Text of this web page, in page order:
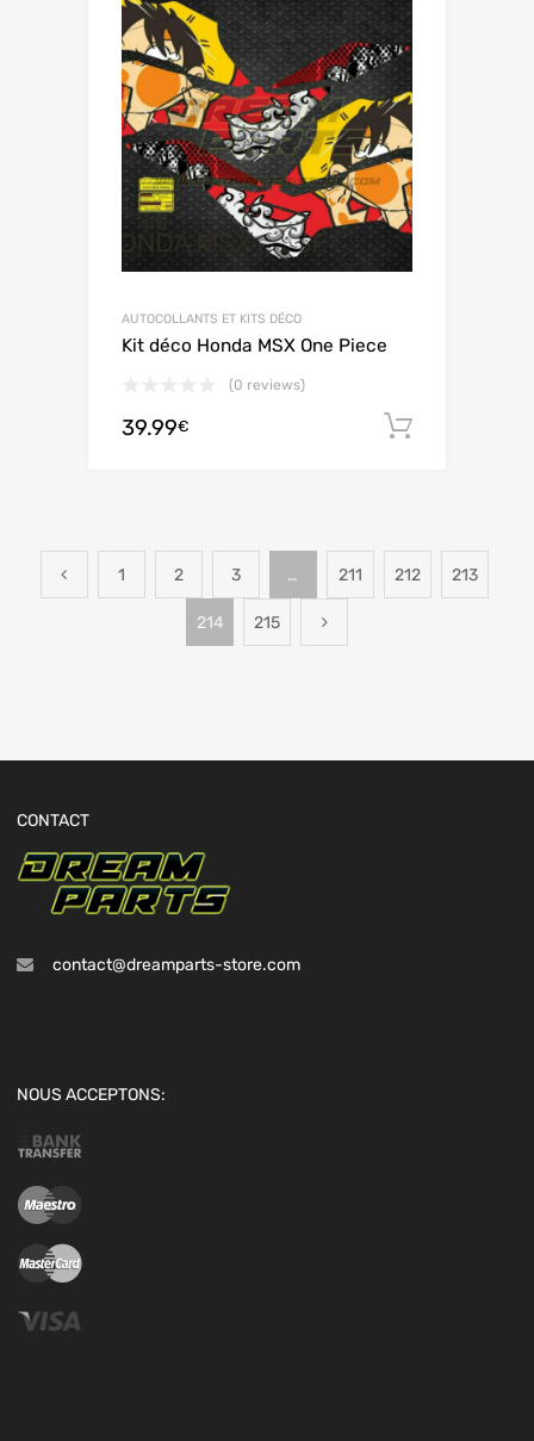
AUTOCOLLANTS ET KITS DÉCO
Kit déco Honda MSX One Piece
(0 reviews)
39.99€
1 2 3 … 211 212 213
214 215
CONTACT
contact@dreamparts-store.com
NOUS ACCEPTONS: